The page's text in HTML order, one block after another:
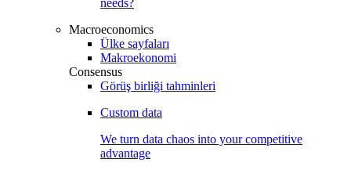
needs?
Macroeconomics
Ülke sayfaları
Makroekonomi
Consensus
Görüş birliği tahminleri
Custom data
We turn data chaos into your competitive
advantage